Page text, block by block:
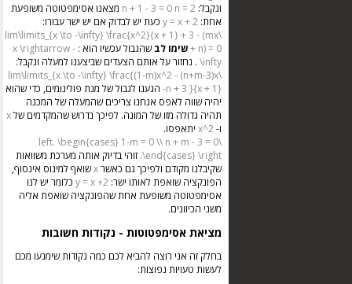
ונקבל:
n + 1 - 3 = 0 n = 2
מצאנו אסימפטוטה משופעת
אחת:y = x + 2 כעת יש לבדוק אם יש ישר עבורו:
\lim\limits_{x \to -\infty} \frac{x^2}{x + 1} + 3 - (mx
+ n) = 0שימו לבשהגבול עכשיו הוא :x \rightarrow -
\infty . נחזור על אותם הצעדים שביצענו למעלה ונקבל:
\lim\limits_{x \to -\infty} \frac{(1-m)x^2 - (n+m-3)x
-n + 3 }{x + 1} הגענו לגבול של מנת פולינומים, כדי שהוא
יהיה שווה לאפס אנחנו צריכים שהמעלה של המכנה
תהיה גדולה מזו של המונה. לפיכך נדרוש שהמקדמים שלx
ו-x^2 יתאפסו.
\left. \begin{cases} 1-m = 0 \\ n + m - 3 = 0
\end{cases} \right. זוהי בדיוק אותה מערכת משוואות
שקיבלנו מקודם ולפיכך גם כאשרxשואף למינוס אינסוף,
הפונקציה שואפת לאותו ישר:y = x +2 כלומר יש לנו
אסימפטוטה משופעת אחת שהפונקציה שואפת אליה
משני הכיוונים.
מציאת אסימפטוטות - נקודות חשובות
בחלק זה אני רוצה להביא לכם כמה נקודות שימנעו מכם
לעשות טעויות נפוצות: